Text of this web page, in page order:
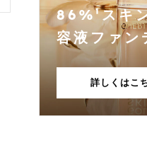
86%¹スキ
容液ファン
詳しくはこ